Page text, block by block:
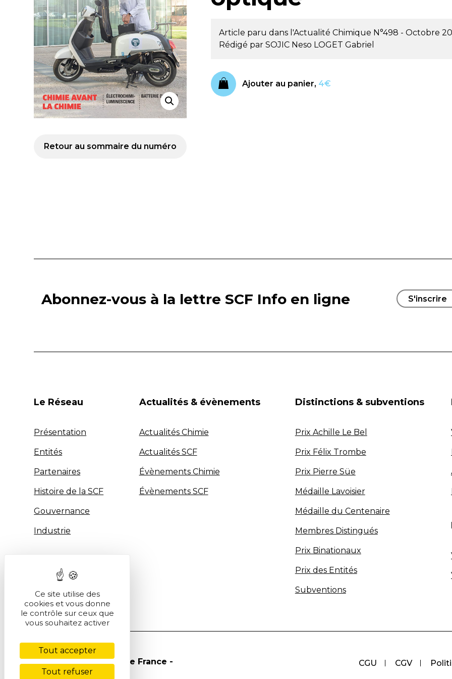
Retour au sommaire du numéro
Article paru dans l'Actualité Chimique N°498 - Octobre
Rédigé par SOJIC Neso LOGET Gabriel
Ajouter au panier, 4€
Abonnez-vous à la lettre SCF Info en ligne S'inscrire
Le Réseau
Présentation
Entités
Partenaires
Histoire de la SCF
Gouvernance
Industrie
Actualités & évènements
Actualités Chimie
Actualités SCF
Évènements Chimie
Évènements SCF
Distinctions & subventions
Prix Achille Le Bel
Prix Félix Trombe
Prix Pierre Süe
Médaille Lavoisier
Médaille du Centenaire
Membres Distingués
Prix Binationaux
Prix des Entités
Subventions
CGU CGV
© Société Chimique de France -
Ce site utilise des
cookies et vous donne
le contrôle sur ceux que
vous souhaitez activer
Tout accepter
Tout refuser